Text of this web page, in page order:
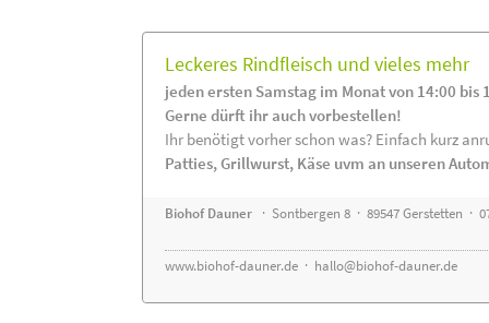
Leckeres Rindfleisch und vieles mehr
jeden ersten Samstag im Monat von 14:00 bis
Gerne dürft ihr auch vorbestellen!
Ihr benötigt vorher schon was? Einfach kurz
Patties, Grillwurst, Käse uvm an unseren
Biohof Dauner · Sontbergen 8 · 89547 Gerstetten ·
www.biohof-dauner.de · hallo@biohof-dauner.de